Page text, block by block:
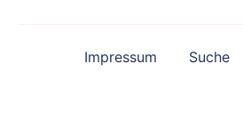
Impressum Suche